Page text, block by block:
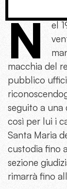
N el
macchia del
pubblico
seguito a una
così per lui i
Santa Maria
custodia fino
sezione
rimarrà fino